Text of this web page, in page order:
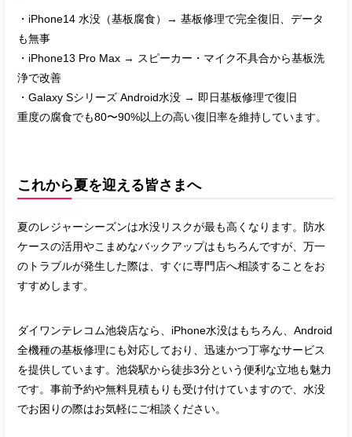
・iPhone14 水没（基板腐食）→ 基板修理で完全復旧、データ
も無事
・iPhone13 Pro Max → スピーカー・マイク不具合から基板洗
浄で改善
・Galaxy Sシリーズ Android水没 → 即日基板修理で復旧
重度の腐食でも80〜90%以上の高い復旧率を維持しています。
これから夏を迎える皆さまへ
夏のレジャーシーズンは水没リスクが最も高くなります。防水
ケースの活用やこまめなバックアップはもちろんですが、万一
のトラブルが発生した際は、すぐに専門店へ相談することをお
すすめします。
ダイワンテレコム池袋店なら、iPhone水没はもちろん、Android
全機種の基板修理にも対応しており、迅速かつ丁寧なサービス
を提供しています。池袋駅から徒歩3分という便利な立地も魅力
です。事前予約や無料見積もりも受け付けていますので、水没
でお困りの際はお気軽にご相談ください。